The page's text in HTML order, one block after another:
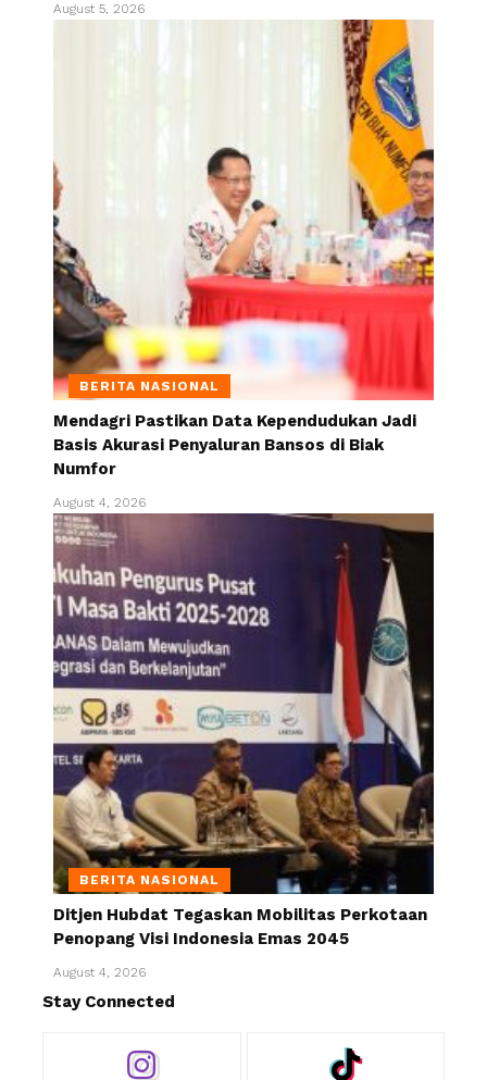
August 5, 2026
BERITA NASIONAL
Mendagri Pastikan Data Kependudukan Jadi
Basis Akurasi Penyaluran Bansos di Biak
Numfor
August 4, 2026
BERITA NASIONAL
Ditjen Hubdat Tegaskan Mobilitas Perkotaan
Penopang Visi Indonesia Emas 2045
August 4, 2026
Stay Connected